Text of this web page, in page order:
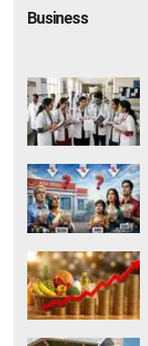
Business